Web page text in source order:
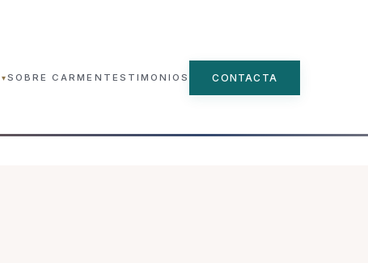
▾SOBRE CARMEN TESTIMONIOS CONTACTA